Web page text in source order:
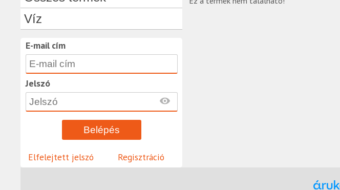
Víz
E-mail cím
Jelszó
Elfelejtett jelszó Regisztráció